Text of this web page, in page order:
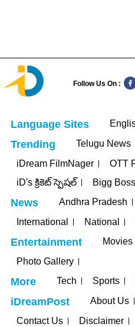
Follow Us On :
Language Sites
Trending Telugu News
iDream FilmNager
OTT
iD's క్రికెట్ స్పెషల్
Bigg
News Andhra Pradesh
International
National
Entertainment Movies
Photo Gallery
More Tech Sports
iDreamPost About Us
Contact Us
Disclaimer